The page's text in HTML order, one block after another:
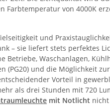
von 4000K
und
– sie liefert stets perfektes
Waschanlagen,
(PG20) und die Möglichkeit
Vorteil in
als drei Stunden mit 720
mit Notlicht